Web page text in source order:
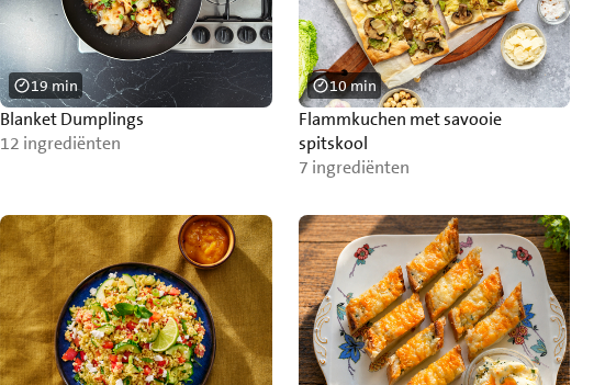
Blanket Dumplings
12 ingrediënten
19 min
Flammkuchen met savooie
spitskool
7 ingrediënten
10 min